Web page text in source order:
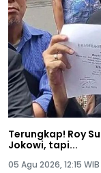
Terungkap! Roy
Jokowi, tapi...
05 Agu 2026, 12:15 WIB